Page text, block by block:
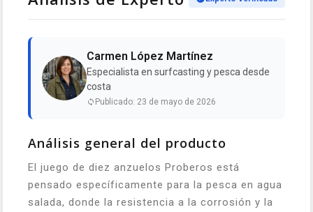
Carmen López Martínez
Especialista en surfcasting y pesca desde
costa
Publicado: 23 de mayo de 2026
Análisis general del producto
El juego de diez anzuelos Proberos está
pensado específicamente para la pesca en agua
salada, donde la resistencia a la corrosión y la